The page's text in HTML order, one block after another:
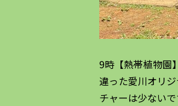
9時【熱帯植物園
違った愛川オリ
チャーは少ない